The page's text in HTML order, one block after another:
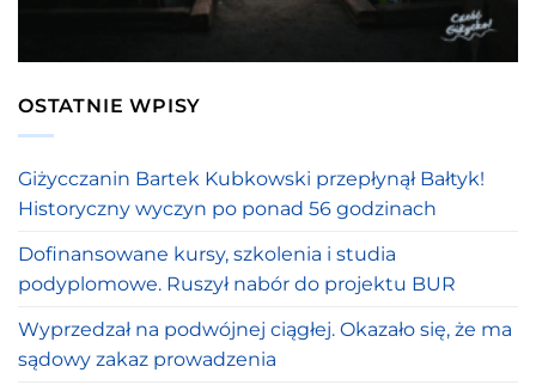
OSTATNIE WPISY
Giżycczanin Bartek Kubkowski przepłynął Bałtyk!
Historyczny wyczyn po ponad 56 godzinach
Dofinansowane kursy, szkolenia i studia
podyplomowe. Ruszył nabór do projektu BUR
Wyprzedzał na podwójnej ciągłej. Okazało się, że ma
sądowy zakaz prowadzenia